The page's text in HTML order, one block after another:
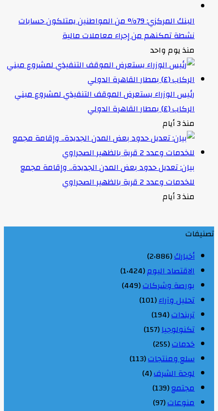
البنك المركزي: 79% من المواطنين يمتلكون حسابات
نشطة تمكنهم من إجراء معاملات مالية
منذ يوم واحد
رئيس الوزراء يستعرض الموقف التنفيذي لمشروع مبني
الركاب (٤) بمطار القاهرة الدولي
منذ 3 أيام
بيان: تعديل حدود بعض المدن الجديدة.. وإقامة مجمع
للخدمات وعدد 2 قرية بالظهير الصحراوي
منذ 3 أيام
تصنيفات
أخبارك(2٬886)
الاقتصاد اليوم(1٬424)
بورصة وشركات(449)
تحليل وآراء(101)
تريندات(194)
تكنولوجيا(157)
خدمات(255)
سلع ومنتجات(113)
لوحة الشرف(4)
مجتمع(139)
منوعات(97)